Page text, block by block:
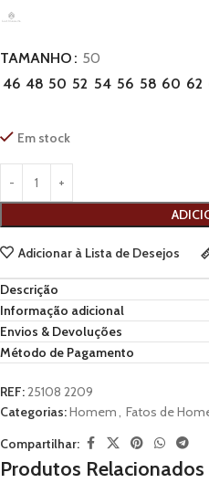
TAMANHO
50
46 48 50 52 54 56 58 60 62
Em stock
Adicionar à Lista de Desejos
Descrição
Informação adicional
Envios & Devoluções
Método de Pagamento
REF:25108 2209
Categorias:Homem, Fatos de
Compartilhar:
Produtos Relacionados